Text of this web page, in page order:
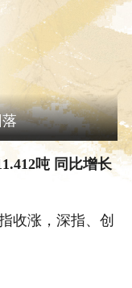
吨 同比增长
收涨，深指、创